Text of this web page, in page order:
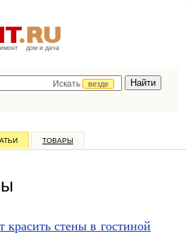
дом и дача
Искать
везде
ТОВАРЫ
красить стены в гостиной